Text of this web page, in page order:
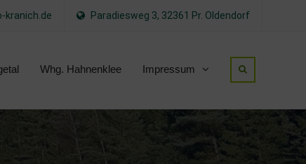
kranich.de Paradiesweg 3, 32361 Pr. Oldendorf
Whg. Hahnenklee Impressum